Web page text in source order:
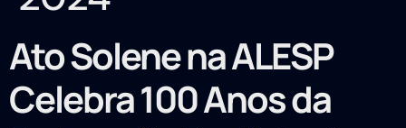
Ato Solene na ALESP
Celebra 100 Anos da